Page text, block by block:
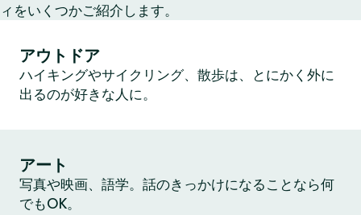
ィをいくつかご紹介します。
アウトドア
ハイキングやサイクリング、散歩は、とにかく外に
出るのが好きな人に。
アート
写真や映画、語学。話のきっかけになることなら何
でもOK。